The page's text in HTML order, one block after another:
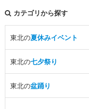
カテゴリから探す
東北の夏休みイベント
東北の七夕祭り
東北の盆踊り